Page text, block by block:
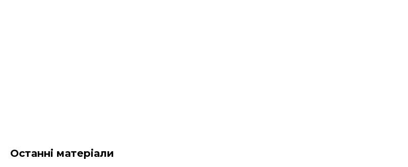
Останні матеріали